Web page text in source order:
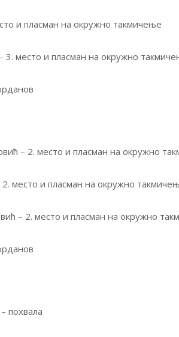
и пласман на окружно такмичење
3. место и пласман на окружно
– 2. место и пласман на окружно
место и пласман на окружно
– 2. место и пласман на окружно
похвала